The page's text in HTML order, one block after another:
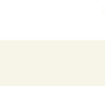
導